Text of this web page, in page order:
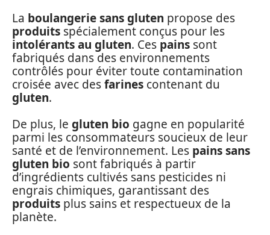
La boulangerie sans gluten propose des
produits spécialement conçus pour les
intolérants au gluten. Ces pains sont
fabriqués dans des environnements
contrôlés pour éviter toute contamination
croisée avec desfarines contenant du
gluten.
De plus, le gluten bio gagne en popularité
parmi les consommateurs soucieux de leur
santé et de l’environnement. Les pains sans
gluten bio sont fabriqués à partir
d’ingrédients cultivés sans pesticides ni
engrais chimiques, garantissant des
produits plus sains et respectueux de la
planète.